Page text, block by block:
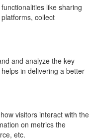
like sharing
collect
and analyze the key
in delivering a better
visitors interact with the
on metrics the
etc.